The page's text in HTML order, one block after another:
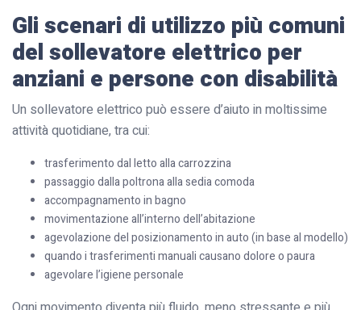
Gli scenari di utilizzo più comuni
del sollevatore elettrico per
anziani e persone con disabilità
Un sollevatore elettrico può essere d’aiuto in moltissime
attività quotidiane, tra cui:
trasferimento dal letto alla carrozzina
passaggio dalla poltrona alla sedia comoda
accompagnamento in bagno
movimentazione all’interno dell’abitazione
agevolazione del posizionamento in auto (in base al modello)
quando i trasferimenti manuali causano dolore o paura
agevolare l’igiene personale